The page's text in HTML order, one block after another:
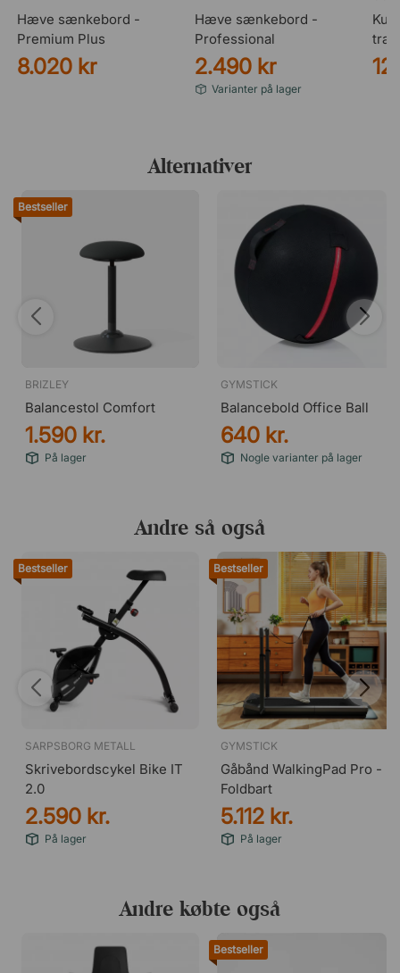
Hæve sænkebord -
Premium Plus
8.020 kr
Hæve sænkebord -
Professional
2.490 kr
Varianter på lager
træ
Alternativer
Bestseller
BRIZLEY
Balancestol Comfort
1.590 kr.
På lager
GYMSTICK
Balancebold Office Ball
640 kr.
Nogle varianter på lager
Andre så også
Bestseller
SARPSBORG METALL
Skrivebordscykel Bike IT
2.0
2.590 kr.
På lager
Bestseller
GYMSTICK
Gåbånd WalkingPad Pro -
Foldbart
5.112 kr.
På lager
Andre købte også
Bestseller